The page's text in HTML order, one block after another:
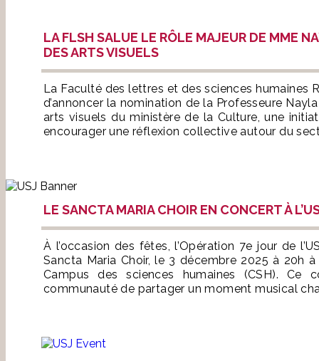
LA FLSH SALUE LE RÔLE MAJEUR DE MME
DES ARTS VISUELS
La Faculté des lettres et des sciences humaines
d’annoncer la nomination de la Professeure
arts visuels du ministère de la Culture, une
encourager une réflexion collective autour du
LE SANCTA MARIA CHOIR EN CONCERT À
À l’occasion des fêtes, l’Opération 7e jour de
Sancta Maria Choir, le 3 décembre 2025 à 20h
Campus des sciences humaines (CSH). Ce
communauté de partager un moment musical